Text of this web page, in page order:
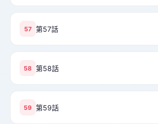
57 第57話
58 第58話
59 第59話